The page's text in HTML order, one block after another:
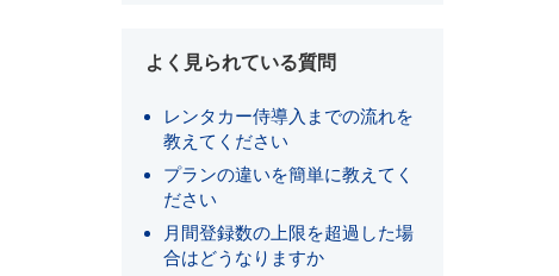
よく見られている質問
レンタカー侍導入までの流れを
教えてください
プランの違いを簡単に教えてく
ださい
月間登録数の上限を超過した場
合はどうなりますか